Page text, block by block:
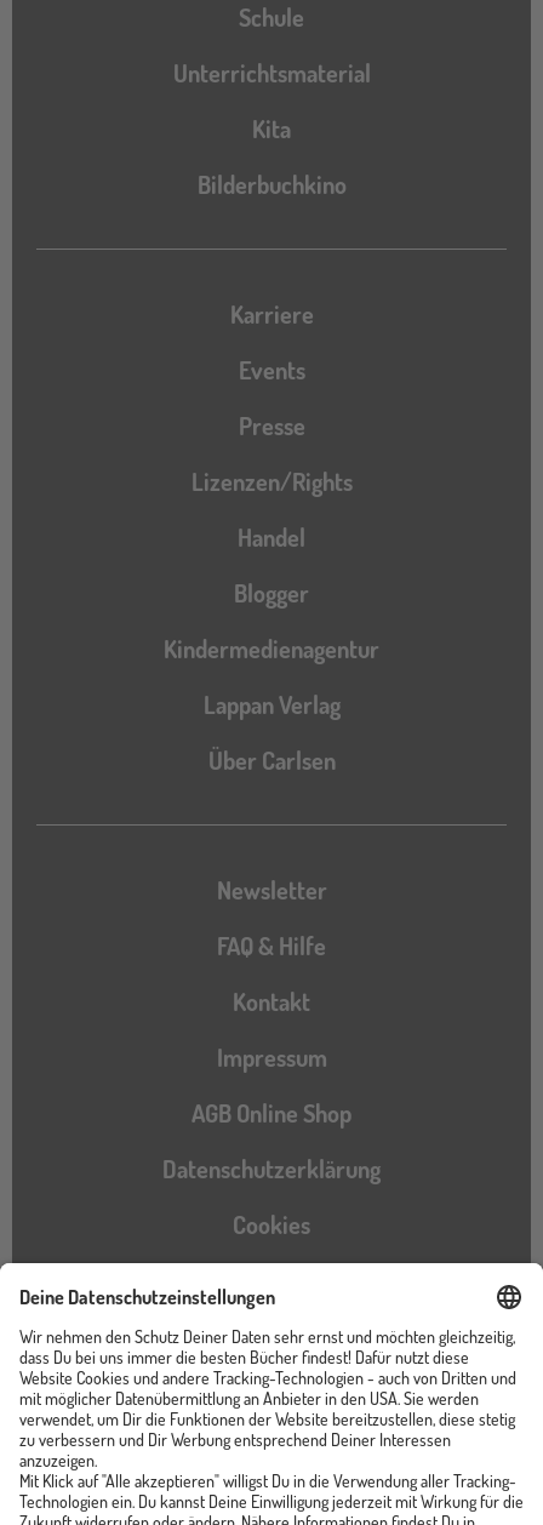
Schule
Unterrichtsmaterial
Kita
Bilderbuchkino
Karriere
Events
Presse
Lizenzen/Rights
Handel
Blogger
Kindermedienagentur
Lappan Verlag
Über Carlsen
Newsletter
FAQ & Hilfe
Kontakt
Impressum
AGB Online Shop
Datenschutzerklärung
Cookies
Barrierefreiheitserklärung
Instagram
TikTokPinterestYouTubeFacebook